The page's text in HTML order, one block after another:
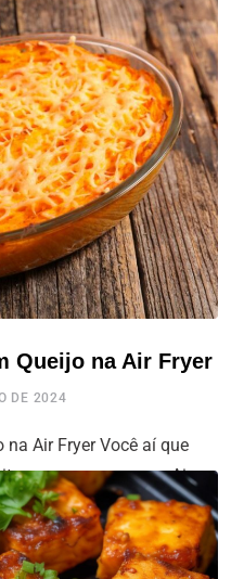
ver a receita. Confira
Queijo na Air Fryer
DE 2024
Air Fryer Você aí que
novas para a sua Air
vai fazer seu coração
aquela abóbora-
Imagina ela assadinha,